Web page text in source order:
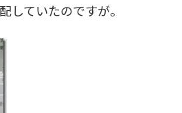
ていたのですが。